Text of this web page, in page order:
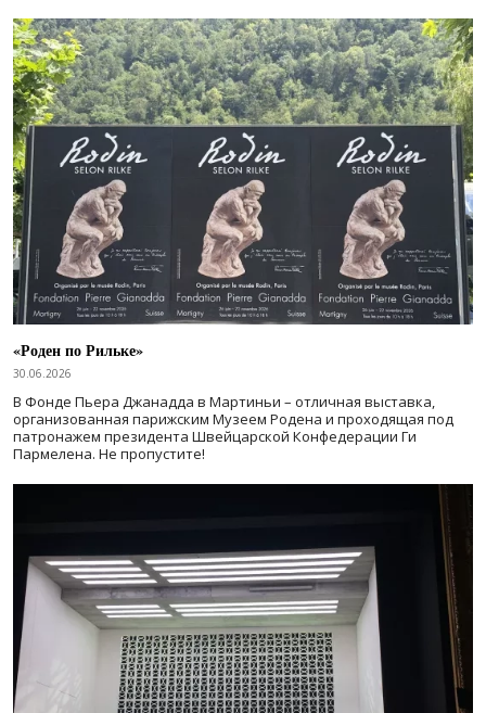
«Роден по Рильке»
30.06.2026
В Фонде Пьера Джанадда в Мартиньи – отличная выставка,
организованная парижским Музеем Родена и проходящая под
патронажем президента Швейцарской Конфедерации Ги
Пармелена. Не пропустите!